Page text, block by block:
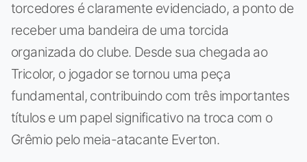
torcedores é claramente evidenciado, a ponto de
receber uma bandeira de uma torcida
organizada do clube. Desde sua chegada ao
Tricolor, o jogador se tornou uma peça
fundamental, contribuindo com três importantes
títulos e um papel significativo na troca com o
Grêmio pelo meia-atacante Everton.